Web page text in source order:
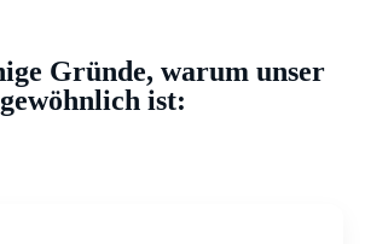
Gründe, warum unser
ist: